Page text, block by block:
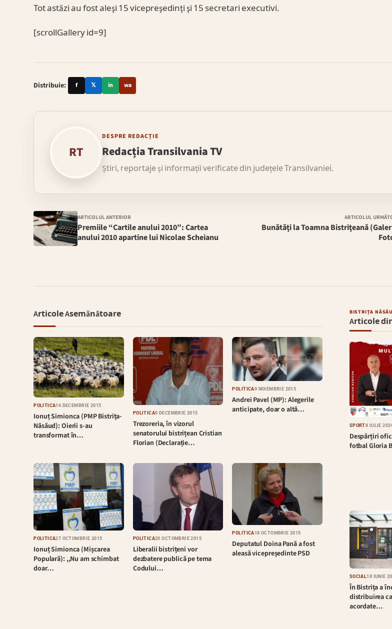
Tot astăzi au fost aleşi 15 vicepreşedinţi şi 15 secretari executivi.
[scrollGallery id=9]
Distribuie: f 𝕏 in wa
RT
DESPRE REDACȚIE
Redacția Transilvania TV
Știri, reportaje și informații verificate din județele Transilvaniei.
ARTICOLUL ANTERIOR
Premiile “Cartile anului 2010”: Cartea
anului 2010 apartine lui Nicolae Scheianu
ARTICOLUL
Bunătăţi la Toamna Bistriţeană
Articole Asemănătoare
POLITICĂ16 DECEMBRIE 2015
Ionuț Simionca (PMP Bistrița-
Năsăud): Oierii s-au
transformat în…
POLITICĂ9 DECEMBRIE 2015
Trezoreria, în vizorul
senatorului bistrițean Cristian
Florian (Declarație…
POLITICĂ9 NOIEMBRIE 2015
Andrei Pavel (MP): Alegerile
anticipate, doar o altă…
POLITICĂ27 OCTOMBRIE 2015
Ionuț Simionca (Mișcarea
Populară): ,,Nu am schimbat
doar…
POLITICĂ20 OCTOMBRIE 2015
Liberalii bistrițeni vor
dezbatere publică pe tema
Codului…
POLITICĂ18 OCTOMBRIE 2015
Deputatul Doina Pană a fost
aleasă vicepreședinte PSD
BISTRIȚA
Articole
SPORT8 IULIE
Despărțiri
fotbal Gloria
SOCIAL18 IUNIE
În Bistrița a
distribuirea
acordate…